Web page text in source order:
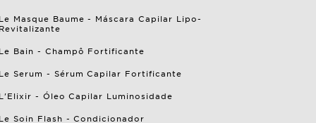
Masque Baume - Máscara Capilar Lipo-
Bain - Champô Fortificante
Serum - Sérum Capilar Fortificante
- Óleo Capilar Luminosidade
Soin Flash - Condicionador